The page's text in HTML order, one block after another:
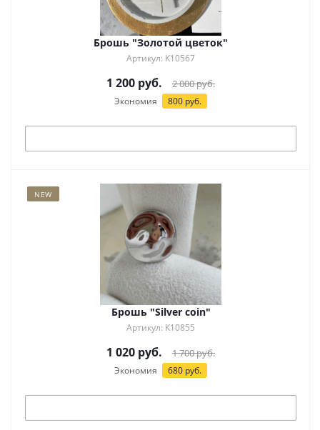
Брошь "Золотой цветок"
Артикул: К10567
1 200 руб. 2 000руб.
Экономия 800 руб.
NEW
Брошь "Silver coin"
Артикул: К10855
1 020 руб. 1 700руб.
Экономия 680 руб.